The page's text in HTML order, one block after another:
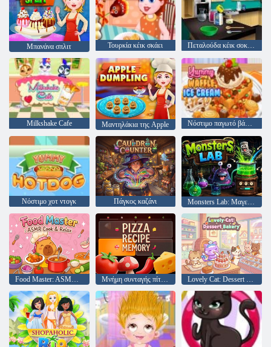
Μπανάνα σπλιτ Τουρκία κέικ σκάει Πεταλούδα κέικ σοκολάτας: Μαγειρική με Emma
Milkshake Cafe Μαντηλάκια της Apple Νόστιμο παγωτό βάφλας
Νόστιμο χοτ ντογκ Πάγκος καζάνι Monsters Lab: Μαγειρική
Food Master: ASMR Cook & Relax Μνήμη συνταγής πίτσας Lovely Cat: Dessert Bakery